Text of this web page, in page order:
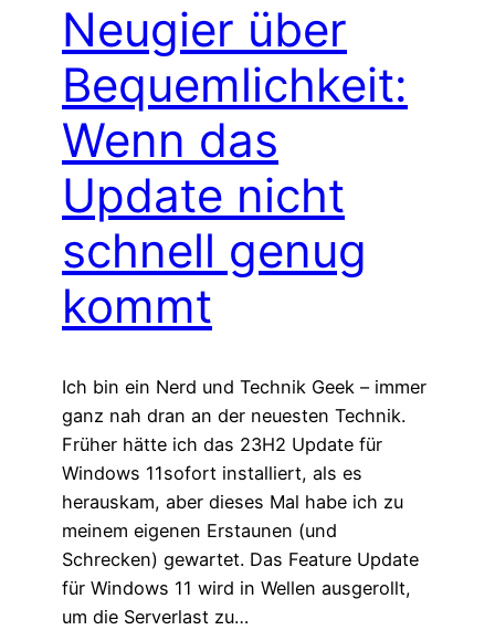
Neugier über
Bequemlichkeit:
Wenn das
Update nicht
schnell genug
kommt
Ich bin ein Nerd und Technik Geek – immer
ganz nah dran an der neuesten Technik.
Früher hätte ich das 23H2 Update für
Windows 11sofort installiert, als es
herauskam, aber dieses Mal habe ich zu
meinem eigenen Erstaunen (und
Schrecken) gewartet. Das Feature Update
für Windows 11 wird in Wellen ausgerollt,
um die Serverlast zu…